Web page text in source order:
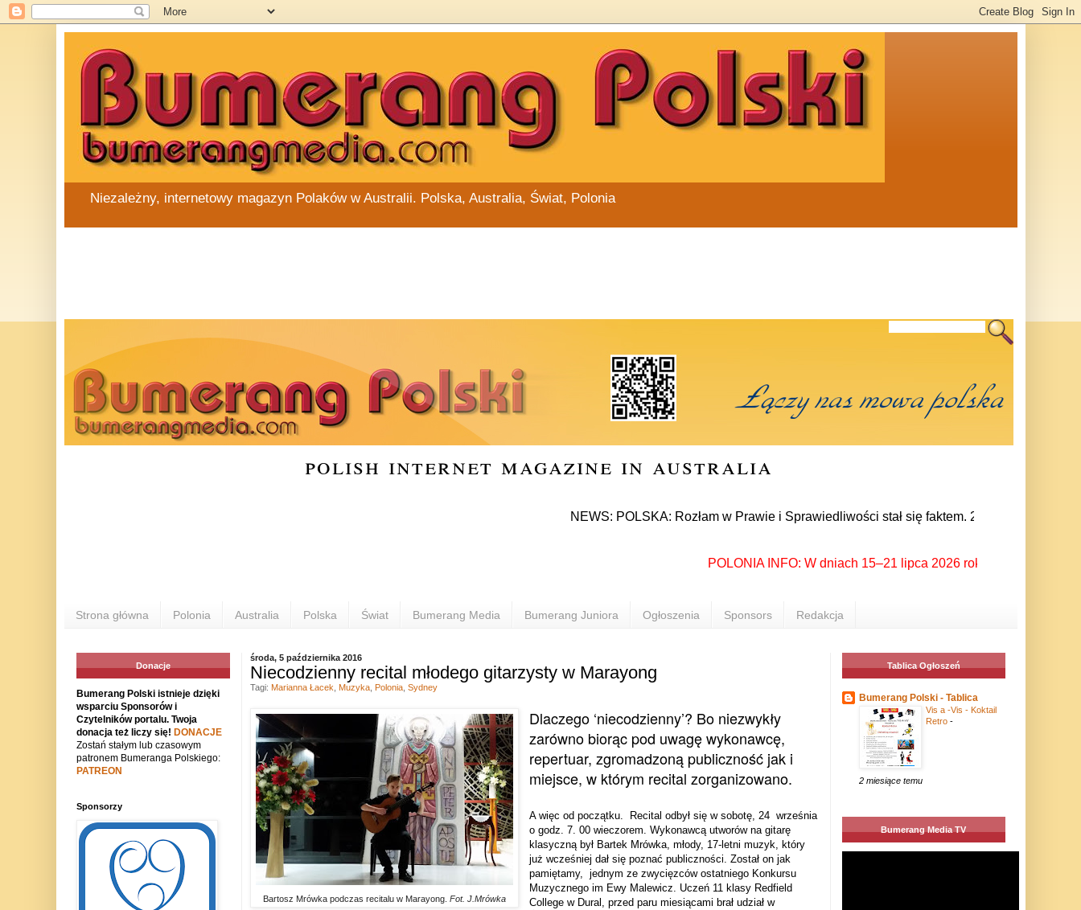
Niezależny, internetowy magazyn Polaków w Australii. Polska, Australia, Świat, Polonia
polish internet magazine in australia
NEWS: POLSKA: Rozłam w Prawie i Sprawiedliwości stał się faktem. 24 lipca prezes partii
POLONIA INFO: W dniach 15–21 lipca 2026 roku Rzeszów
Strona główna Polonia Australia Polska Świat Bumerang Media Bumerang Juniora Ogłoszenia Sponsors Redakcja
środa, 5 października 2016
Niecodzienny recital młodego gitarzysty w Marayong
Bartosz Mrówka podczas recitalu w Marayong. Fot. J.Mrówka
Dlaczego ‘niecodzienny’? Bo niezwykły
zarówno biorąc pod uwagę wykonawcę,
repertuar, zgromadzoną publiczność jak i
miejsce, w którym recital zorganizowano.
A więc od początku. Recital odbył się w sobotę, 24 września
o godz. 7. 00 wieczorem. Wykonawcą utworów na gitarę
klasyczną był Bartek Mrówka, młody, 17-letni muzyk, który
już wcześniej dał się poznać publiczności. Został on jak
pamiętamy, jednym ze zwycięzców ostatniego Konkursu
Muzycznego im Ewy Malewicz. Uczeń 11 klasy Redfield
College w Dural, przed paru miesiącami brał udział w
Tagi: Marianna Łacek Muzyka, Polonia, Sydney
Donacje
Bumerang Polski istnieje dzięki
wsparciu Sponsorów i
Czytelników portalu. Twoja
donacja też liczy się! DONACJE
Zostań stałym lub czasowym
patronem Bumeranga Polskiego:
PATREON
Sponsorzy
Tablica Ogłoszeń
Bumerang Polski - Tablica
Vis a -Vis - Koktail
Retro -
2 miesiące temu
Bumerang Media TV